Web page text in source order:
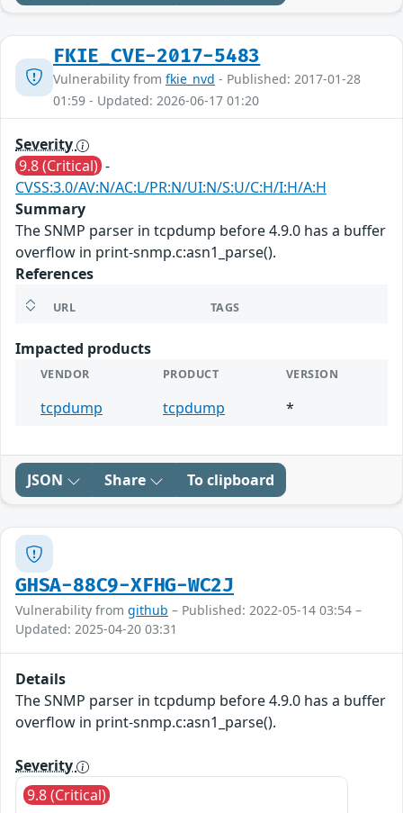
FKIE_CVE-2017-5483
Vulnerability from fkie_nvd - Published: 2017-01-28
01:59 - Updated: 2026-06-17 01:20
Severity
9.8 (Critical) -
CVSS:3.0/AV:N/AC:L/PR:N/UI:N/S:U/C:H/I:H/A:H
Summary
The SNMP parser in tcpdump before 4.9.0 has a buffer
overflow in print-snmp.c:asn1_parse().
References
URL TAGS
Impacted products
VENDOR PRODUCT VERSION
tcpdump tcpdump *
JSON Share To clipboard
GHSA-88C9-XFHG-WC2J
Vulnerability from github – Published: 2022-05-14 03:54 –
Updated: 2025-04-20 03:31
Details
The SNMP parser in tcpdump before 4.9.0 has a buffer
overflow in print-snmp.c:asn1_parse().
Severity
9.8 (Critical)